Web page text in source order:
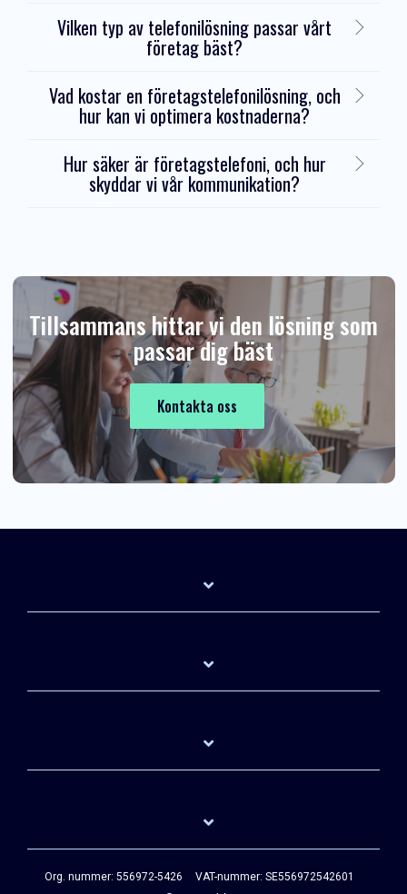
Vilken typ av telefonilösning passar vårt
företag bäst?
Vad kostar en företagstelefonilösning, och
hur kan vi optimera kostnaderna?
Hur säker är företagstelefoni, och hur
skyddar vi vår kommunikation?
Tillsammans hittar vi den lösning som
passar dig bäst
Kontakta oss
Org. nummer: 556972-5426 VAT-nummer: SE556972542601